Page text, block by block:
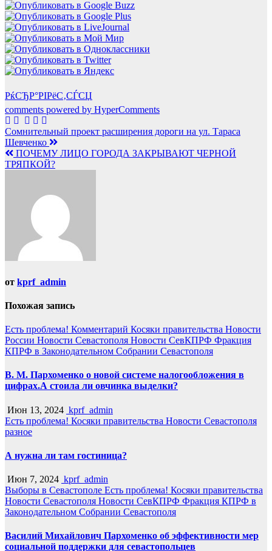
РќСЂР°РІРёС‚СЃСЏ
comments powered by HyperComments
Навигация
по
записям
Сомнительный проект расширения дороги на ул. Тараса
Шевченко
ПОЧЕМУ ЛИЦО ГОРОДА ЗАКРЫВАЮТ ЧЕРНОЙ
ТРЯПКОЙ?
от kprf_admin
Похожая запись
Есть проблема! Комментарий Косяки правительства Новости
России Новости Севастополя Новости СевКПРФ Фракция
КПРФ в Законодательном Собрании Севастополя
В. М. Пархоменко о новой системе налогообложения в
цифрах.А стоила ли овчинка выделки?
Июн 13, 2024 kprf_admin
Есть проблема! Косяки правительства Новости Севастополя
разное
А нужна ли там гостиница?
Июн 7, 2024 kprf_admin
Выборы в Севастополе Есть проблема! Косяки правительства
Новости Севастополя Новости СевКПРФ Фракция КПРФ в
Законодательном Собрании Севастополя
Василий Михайлович Пархоменко об эффективности мер
социальной поддержки для севастопольцев